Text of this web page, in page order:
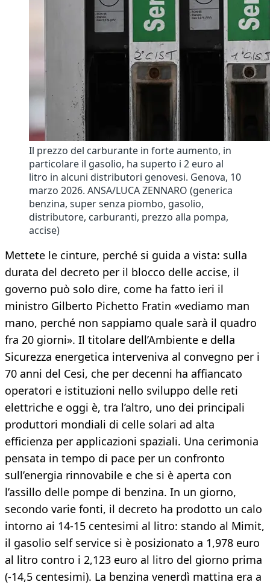
Il prezzo del carburante in forte aumento, in
particolare il gasolio, ha superto i 2 euro al
litro in alcuni distributori genovesi. Genova, 10
marzo 2026. ANSA/LUCA ZENNARO (generica
benzina, super senza piombo, gasolio,
distributore, carburanti, prezzo alla pompa,
accise)
Mettete le cinture, perché si guida a vista: sulla
durata del decreto per il blocco delle accise, il
governo può solo dire, come ha fatto ieri il
ministro Gilberto Pichetto Fratin «vediamo man
mano, perché non sappiamo quale sarà il quadro
fra 20 giorni». Il titolare dell’Ambiente e della
Sicurezza energetica interveniva al convegno per i
70 anni del Cesi, che per decenni ha affiancato
operatori e istituzioni nello sviluppo delle reti
elettriche e oggi è, tra l’altro, uno dei principali
produttori mondiali di celle solari ad alta
efficienza per applicazioni spaziali. Una cerimonia
pensata in tempo di pace per un confronto
sull’energia rinnovabile e che si è aperta con
l’assillo delle pompe di benzina. In un giorno,
secondo varie fonti, il decreto ha prodotto un calo
intorno ai 14-15 centesimi al litro: stando al Mimit,
il gasolio self service si è posizionato a 1,978 euro
al litro contro i 2,123 euro al litro del giorno prima
(-14,5 centesimi). La benzina venerdì mattina era a